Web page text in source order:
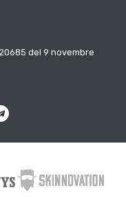
del 9 novembre